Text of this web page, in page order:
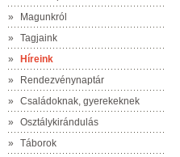
»
Magunkról
»
Tagjaink
»
Híreink
»
Rendezvénynaptár
»
Családoknak, gyerekeknek
»
Osztálykirándulás
»
Táborok